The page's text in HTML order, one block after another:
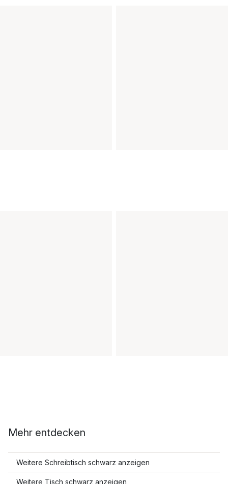
Mehr entdecken
Weitere Schreibtisch schwarz anzeigen
Weitere Tisch schwarz anzeigen